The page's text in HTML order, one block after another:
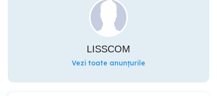
LISSCOM
Vezi toate anunțurile